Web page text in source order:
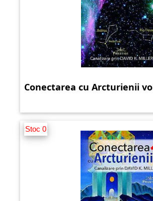
Conectarea cu Arcturienii
Stoc 0